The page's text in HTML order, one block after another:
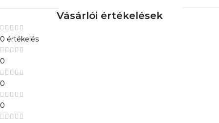
Vásárlói értékelések
0 értékelés
0
0
0